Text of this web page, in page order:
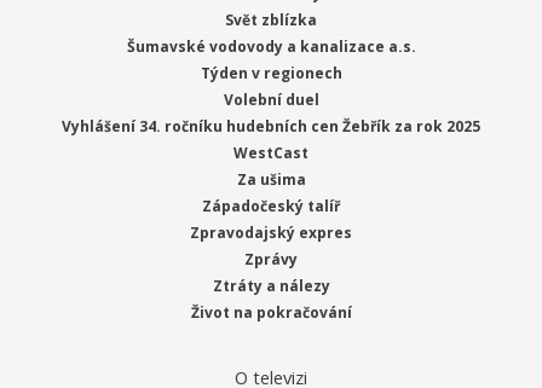
Svět zblízka
Šumavské vodovody a kanalizace a.s.
Týden v regionech
Volební duel
Vyhlášení 34. ročníku hudebních cen Žebřík za rok 2025
WestCast
Za ušima
Západočeský talíř
Zpravodajský expres
Zprávy
Ztráty a nálezy
Život na pokračování
O televizi